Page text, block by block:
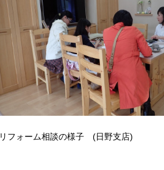
リフォーム相談の様子 (日野支店)